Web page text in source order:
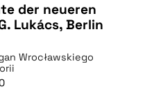
der neueren
Lukács, Berlin
Wrocławskiego